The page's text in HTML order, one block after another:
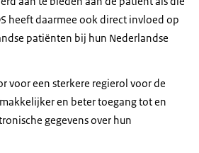
heeft daarmee ook direct invloed op
patiënten bij hun Nederlandse
voor een sterkere regierol voor de
en beter toegang tot en
gegevens over hun